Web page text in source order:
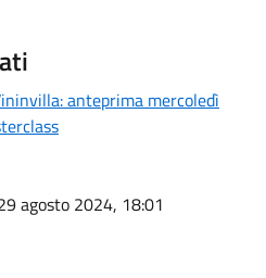
anteprima mercoledì
agosto 2024, 18:01